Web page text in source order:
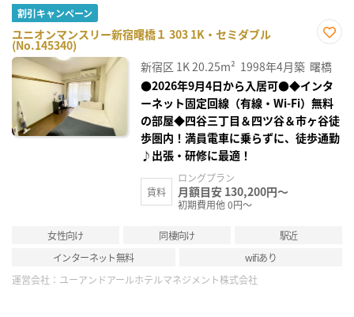
割引キャンペーン
ユニオンマンスリー新宿曙橋１ 303 1K・セミダブル
(No.145340)
に入
り登
録
新宿区 1K20.25m² 1998年4月築 曙橋
●2026年9月4日から入居可●◆インタ
ーネット固定回線（有線・Wi-Fi）無料
の部屋◆四谷三丁目＆四ツ谷＆市ヶ谷徒
歩圏内！満員電車に乗らずに、徒歩通勤
♪出張・研修に最適！
賃料
ロングプラン
月額目安 130,200円～
初期費用他 0円～
女性向け 同棲向け
駅近
インターネット無料
wifiあり
運営会社： ユーアンドアールホテルマネジメント株式会社